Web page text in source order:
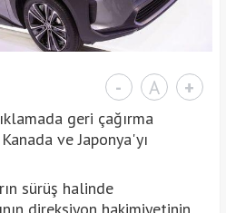
- A +
geri çağırma
ve Japonya'yı
sürüş halinde